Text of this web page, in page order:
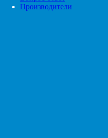
Производители